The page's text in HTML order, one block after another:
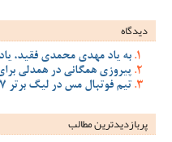
دیدگاه
به یاد مهدی محمدی فقید،
پیروزی همگانی در همدلی
تیم فوتبال مس در لیگ برتر 87_1386، با خاطرات مس
پربازدیدترین‌ مطالب